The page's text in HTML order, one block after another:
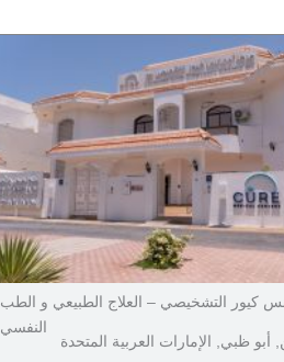
كيور التشخيصي – العلاج الطبيعي و الطب
النفسي
أبو ظبي, الإمارات العربية المتحدة